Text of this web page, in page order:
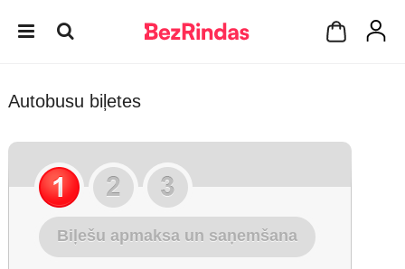
Autobusu biļetes
Biļešu apmaksa un saņemšana